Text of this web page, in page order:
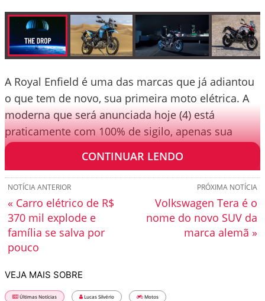
A Royal Enfield é uma das marcas que já adiantou
o que tem de novo, sua primeira moto elétrica. A
moderna que será anunciada hoje (4) está
praticamente com 100% de sigilo, apenas sua
silhueta revela um modelo aventureiro.
CONTINUAR LENDO
PRÓXIMA NOTÍCIA
Volkswagen Tera é o
nome do novo SUV da
marca alemã »
NOTÍCIA ANTERIOR
« Carro elétrico de R$
370 mil explode e
família se salva por
pouco
VEJA MAIS SOBRE
Últimas Notícias Lucas Silvério Motos